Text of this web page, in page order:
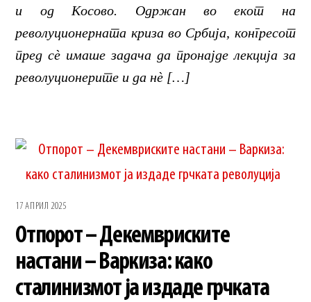
и од Косово. Одржан во екот на
револуционерната криза во Србија, конгресот
пред сѐ имаше задача да пронајде лекција за
револуционерите и да нѐ […]
17 АПРИЛ 2025
Отпорот – Декемвриските
настани – Варкиза: како
сталинизмот ја издаде грчката